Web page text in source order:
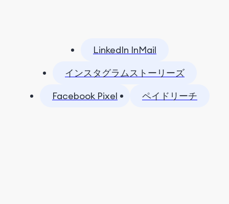
LinkedIn InMail
インスタグラムストーリーズ
Facebook Pixel
ペイドリーチ